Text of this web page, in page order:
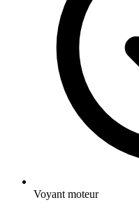
Voyant moteur